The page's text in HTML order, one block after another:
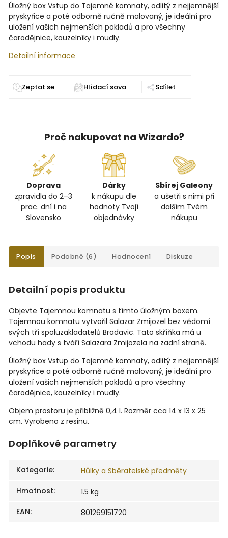
Úložný box Vstup do Tajemné komnaty, odlitý z nejjemnější
pryskyřice a poté odborně ručně malovaný, je ideální pro
uložení vašich nejmenších pokladů a pro všechny
čarodějnice, kouzelníky i mudly.
Detailní informace
Zeptat se Sdílet
Proč nakupovat na Wizardo?
Doprava
zpravidla do 2–3
prac. dní i na
Slovensko
Dárky
k nákupu dle
hodnoty Tvojí
objednávky
Sbírej Galeony
a ušetři s nimi při
dalším Tvém
nákupu
Popis Podobné (6) Hodnocení Diskuze
Detailní popis produktu
Objevte Tajemnou komnatu s tímto úložným boxem.
Tajemnou komnatu vytvořil Salazar Zmijozel bez vědomí
svých tří spoluzakladatelů Bradavic. Tato skříňka má u
vchodu hady s tváří Salazara Zmijozela na zadní straně.
Úložný box Vstup do Tajemné komnaty, odlitý z nejjemnější
pryskyřice a poté odborně ručně malovaný, je ideální pro
uložení vašich nejmenších pokladů a pro všechny
čarodějnice, kouzelníky i mudly.
Objem prostoru je přibližně 0,4 l. Rozměr cca 14 x 13 x 25
cm. Vyrobeno z resinu.
Doplňkové parametry
Kategorie:
Hůlky a Sběratelské předměty
Hmotnost:
1.5 kg
EAN: 801269151720